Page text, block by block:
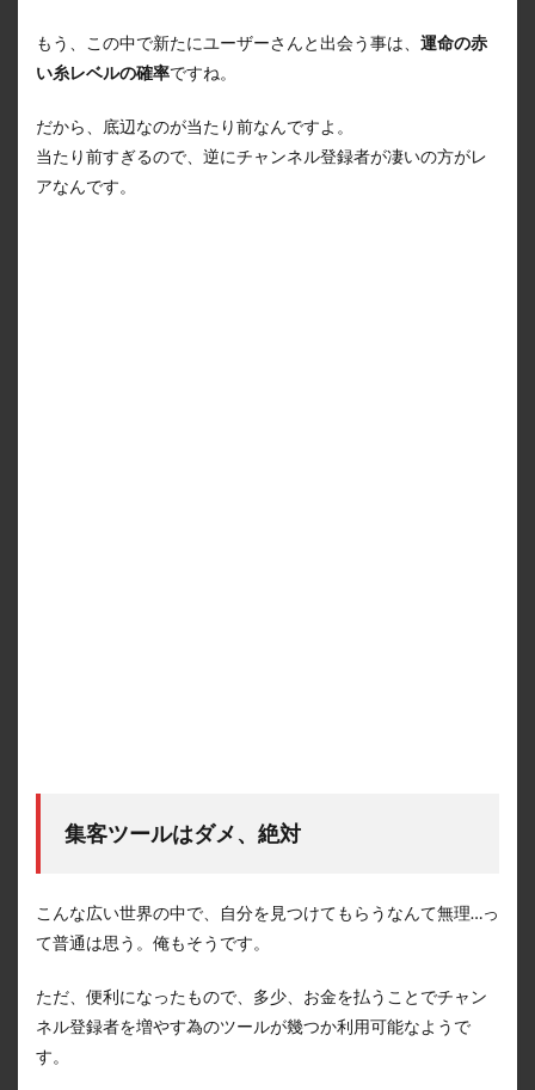
もう、この中で新たにユーザーさんと出会う事は、 運命の赤
い糸レベルの確率ですね。
だから、底辺なのが当たり前なんですよ。
当たり前すぎるので、逆にチャンネル登録者が凄いの方がレ
アなんです。
集客ツールはダメ、絶対
こんな広い世界の中で、自分を見つけてもらうなんて無理…っ
て普通は思う。俺もそうです。
ただ、便利になったもので、多少、お金を払うことでチャン
ネル登録者を増やす為のツールが幾つか利用可能なようで
す。